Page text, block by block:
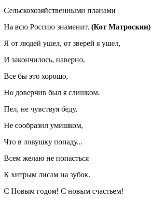
Сельскохозяйственными планами
На всю Россию знаменит. (Кот Матроскин)
Я от людей ушел, от зверей я ушел,
И закончилось, наверно,
Все бы это хорошо,
Но доверчив был я слишком.
Пел, не чувствуя беду,
Не сообразил умишком,
Что в ловушку попаду...
Всем желаю не попасться
К хитрым лисам на зубок.
С Новым годом! С новым счастьем!